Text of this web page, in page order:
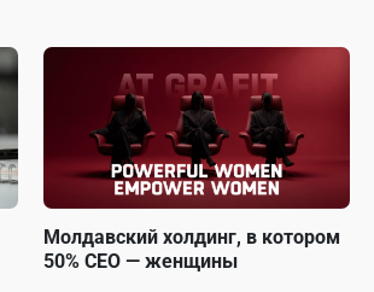
Молдавский холдинг, в котором
50% CEO — женщины